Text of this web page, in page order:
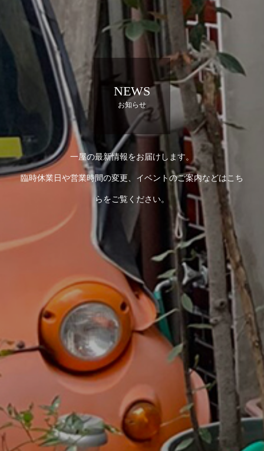
NEWS
お知らせ
一屋の最新情報をお届けします。
臨時休業日や営業時間の変更、イベントのご案内などはこち
らをご覧ください。